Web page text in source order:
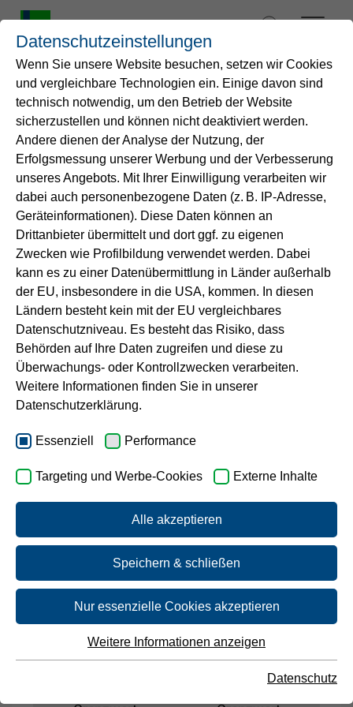
springen
Startseite
Wasser
Service
Energie
B2B-Lösungen
Unternehmen
Karriere
Zurück zur Übersicht
Ihr Ergebnis für
verbundwasserwerk-essen
Trinkwasser Essen-Verbundwasserwerk
Trinkwasser Essen-
Verbundwasserwerk
In aller Kürze
BLEI
<1
µg/l
Grenzwert
10
FLUORID
0,11
mg/l
Grenzwert
1,5
HÄRTE
1,38
mmol/l weich
NATRIUM
41
mg/l
NITRAT
9,2
mg/l
Datenschutzeinstellungen
Wenn Sie unsere Website besuchen, setzen wir Cookies
und vergleichbare Technologien ein. Einige davon sind
technisch notwendig, um den Betrieb der Website
sicherzustellen und können nicht deaktiviert werden.
Andere dienen der Analyse der Nutzung, der
Erfolgsmessung unserer Werbung und der Verbesserung
unseres Angebots. Mit Ihrer Einwilligung verarbeiten wir
dabei auch personenbezogene Daten (z. B. IP-Adresse,
Geräteinformationen). Diese Daten können an
Drittanbieter übermittelt und dort ggf. zu eigenen
Zwecken wie Profilbildung verwendet werden. Dabei
kann es zu einer Datenübermittlung in Länder außerhalb
der EU, insbesondere in die USA, kommen. In diesen
Ländern besteht kein mit der EU vergleichbares
Datenschutzniveau. Es besteht das Risiko, dass
Behörden auf Ihre Daten zugreifen und diese zu
Überwachungs- oder Kontrollzwecken verarbeiten.
Weitere Informationen finden Sie in unserer
Datenschutzerklärung.
Essenziell Performance
Targeting und Werbe-Cookies Externe Inhalte
Alle akzeptieren
Speichern & schließen
Nur essenzielle Cookies akzeptieren
der Webseite benötigt. Dadurch ist gewährleistet, dass die
Webseite einwandfrei funktioniert.
Weitere Informationen anzeigen
Datenschutz